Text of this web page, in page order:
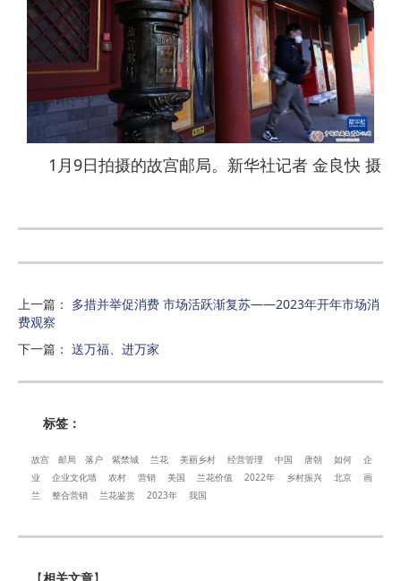
1月9日拍摄的故宫邮局。新华社记者 金良快 摄
上一篇 ： 多措并举促消费 市场活跃渐复苏——2023年开年市场消
费观察
下一篇 ： 送万福、进万家
标签：
故宫 邮局 落户 紫禁城 兰花 美丽乡村 经营管理 中国 唐朝 如何
企
业
企业文化墙 农村 营销 美国 兰花价值 2022年 乡村振兴 北京
画
兰
整合营销 兰花鉴赏 2023年 我国